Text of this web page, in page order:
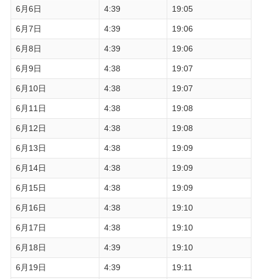
6月6日 4:39 19:05
6月7日 4:39 19:06
6月8日 4:39 19:06
6月9日 4:38 19:07
6月10日 4:38 19:07
6月11日 4:38 19:08
6月12日 4:38 19:08
6月13日 4:38 19:09
6月14日 4:38 19:09
6月15日 4:38 19:09
6月16日 4:38 19:10
6月17日 4:38 19:10
6月18日 4:39 19:10
6月19日 4:39 19:11